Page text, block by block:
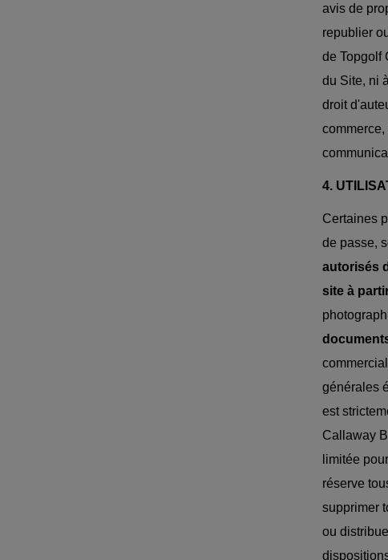
avis de
republier
de Topgolf
du Site, ni
droit
4.
Certaines
de passe,
autorisés
site à
générales
est
Callaway
limitée
réserve
supprimer
ou